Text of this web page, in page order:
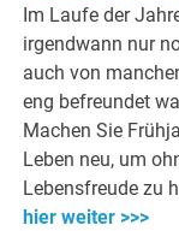
Im Laufe der
irgendwann nur
auch von
eng befreundet
Machen Sie
Leben neu, um
Lebensfreude zu
hier weiter >>>